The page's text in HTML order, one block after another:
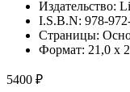
Издательство:
I.S.B.N: 978-
Страницы:
Формат: 21,0 x
5400 ₽